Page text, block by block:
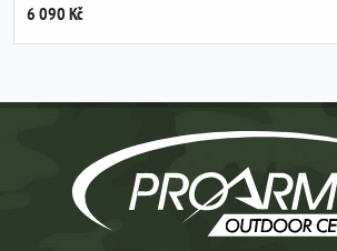
6 090 Kč